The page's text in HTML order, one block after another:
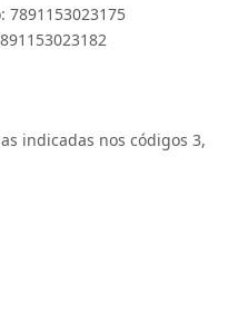
7891153023175
indicadas nos códigos 3,